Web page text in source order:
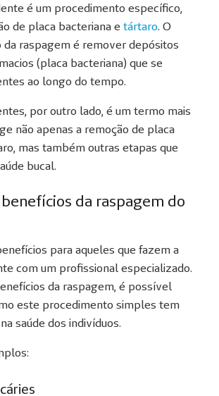
é um procedimento específico,
de placa bacteriana e tártaro. O
raspagem é remover depósitos
(placa bacteriana) que se
ao longo do tempo.
por outro lado, é um termo mais
não apenas a remoção de placa
mas também outras etapas que
bucal.
benefícios da raspagem do
para aqueles que fazem a
com um profissional especializado.
da raspagem, é possível
este procedimento simples tem
saúde dos indivíduos.